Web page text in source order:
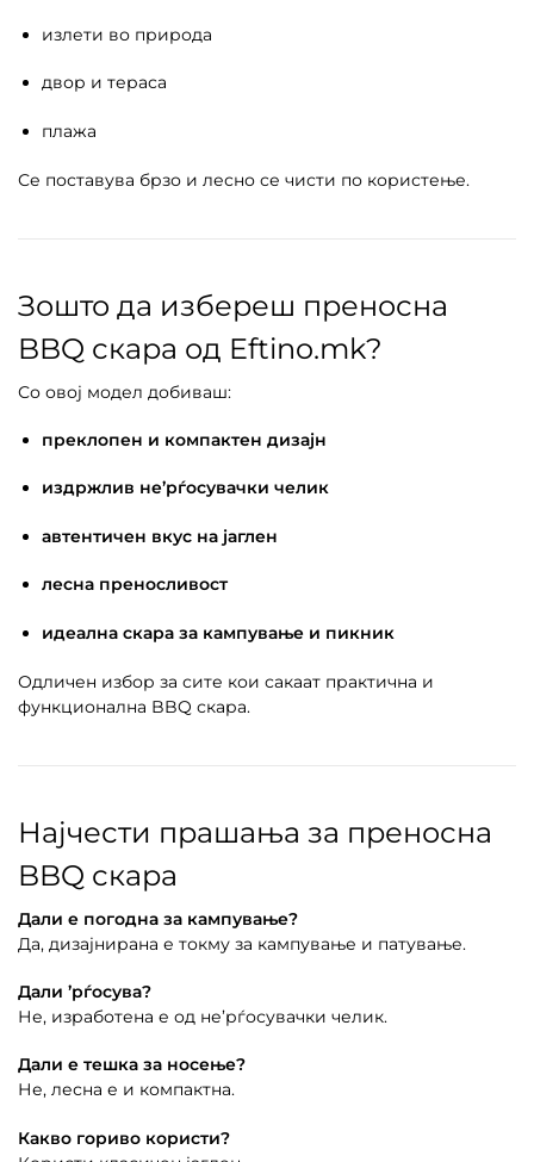
излети во природа
двор и тераса
плажа
Се поставува брзо и лесно се чисти по користење.
Зошто да избереш преносна
BBQ скара од Eftino.mk?
Со овој модел добиваш:
преклопен и компактен дизајн
издржлив не’рѓосувачки челик
автентичен вкус на јаглен
лесна преносливост
идеална скара за кампување и пикник
Одличен избор за сите кои сакаат практична и
функционална BBQ скара.
Најчести прашања за преносна
BBQ скара
Дали е погодна за кампување?
Да, дизајнирана е токму за кампување и патување.
Дали ’рѓосува?
Не, изработена е од не’рѓосувачки челик.
Дали е тешка за носење?
Не, лесна е и компактна.
Какво гориво користи?